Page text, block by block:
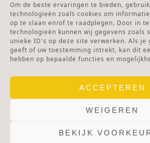
Om de beste ervaringen te bieden,
technologieën zoals cookies om
op te slaan en/of te raadplegen. Door in
technologieën kunnen wij gegevens zoals
unieke ID's op deze site verwerken. Als je
geeft of uw toestemming intrekt, kan dit
hebben op bepaalde functies en
ACCEPTEREN
WEIGEREN
BEKIJK
Ga naar Doneren
ANBI Stichting
RSIN nummer:002832987
© 2025 OLV TER NOOD. WEBSITE.